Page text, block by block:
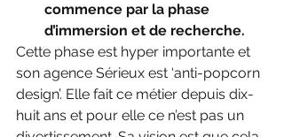
commence par la phase
d’immersion et de recherche.
Cette phase est hyper importante et
son agence Sérieux est ‘anti-popcorn
design’. Elle fait ce métier depuis dix-
huit ans et pour elle ce n’est pas un